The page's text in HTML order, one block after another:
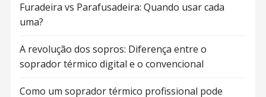
Furadeira vs Parafusadeira: Quando usar cada
uma?
A revolução dos sopros: Diferença entre o
soprador térmico digital e o convencional
Como um soprador térmico profissional pode